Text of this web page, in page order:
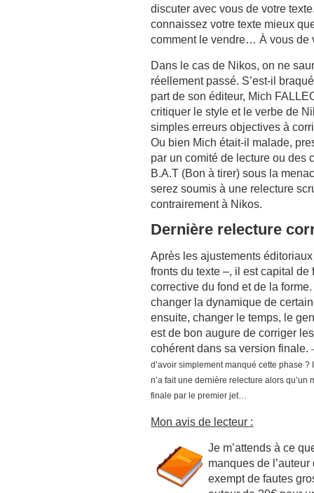
discuter avec vous de votre
connaissez votre texte mieux
comment le vendre… À vous
Dans le cas de Nikos, on ne
réellement passé. S’est-il
part de son éditeur, Mich
critiquer le style et le verbe de
simples erreurs objectives à
Ou bien Mich était-il malade,
par un comité de lecture ou des
B.A.T (Bon à tirer) sous la
serez soumis à une relecture
contrairement à Nikos.
Dernière relecture
Après les ajustements
fronts du texte –, il est capital
corrective du fond et de la
changer la dynamique de
ensuite, changer le temps, le
est de bon augure de corriger
cohérent dans sa version finale.
d’avoir simplement manqué cette phase
n’a fait une dernière relecture alors
finale par le premier jet…
Mon avis de lecteur :
Je m’attends à ce
manques de
exempt de fautes